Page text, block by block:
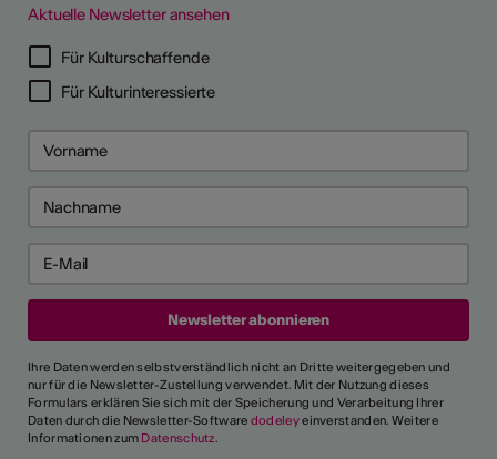
Aktuelle Newsletter ansehen
Für Kulturschaffende
Für Kulturinteressierte
Ihre Daten werden selbstverständlich nicht an Dritte weitergegeben und
nur für die Newsletter-Zustellung verwendet. Mit der Nutzung dieses
Formulars erklären Sie sich mit der Speicherung und Verarbeitung Ihrer
Daten durch die Newsletter-Software dodeleyeinverstanden. Weitere
Informationen zum Datenschutz.